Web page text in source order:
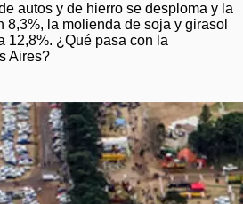
autos y de hierro se desploma y la
8,3%, la molienda de soja y girasol
12,8%. ¿Qué pasa con la
Aires?